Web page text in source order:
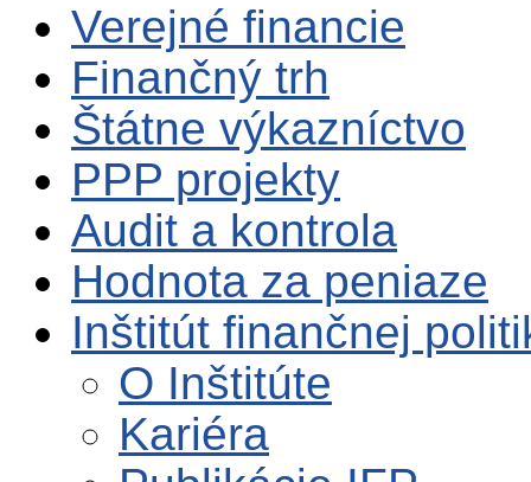
Verejné financie
Finančný trh
Štátne výkazníctvo
PPP projekty
Audit a kontrola
Hodnota za peniaze
Inštitút finančnej
O Inštitúte
Kariéra